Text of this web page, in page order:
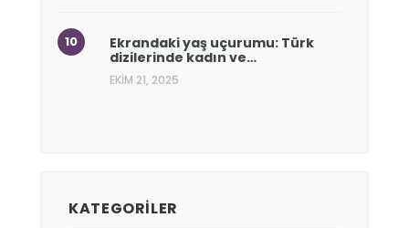
Ekrandaki yaş uçurumu: Türk
dizilerinde kadın ve…
EKIM 21, 2025
KATEGORILER